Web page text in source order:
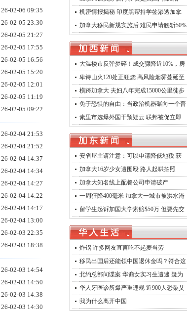
26-02-06 09:35
26-02-05 23:30
26-02-05 21:27
26-02-05 17:55
26-02-05 16:56
26-02-05 15:20
26-02-05 12:01
26-02-05 11:19
26-02-05 09:22
26-02-04 21:53
26-02-04 21:52
26-02-04 14:37
26-02-04 14:34
26-02-04 14:27
26-02-04 14:22
26-02-04 14:17
26-02-04 13:00
26-02-03 22:35
26-02-03 18:38
26-02-03 14:54
26-02-03 14:50
26-02-03 14:38
26-02-03 14:30
机密情报揭秘 印度黑帮持学签渗透加拿
加拿大移民新规实施后 难民申请腰斩50%
大温楼市反弹梦碎！成交骤降近10%，房
卑诗山火120处正狂烧 高风险烟雾蔓延至
横跨加拿大 夫妇八年完成15000公里徒步
免于恐惧的自由：当政治机器碾向一个普
素里市选爆外国干预疑云 联邦被促立即
安省屋主请注意：可以申请降低地税 获
加拿大16岁少女遭围殴 路人起哄拍照
加拿大知名线上配餐公司申请破产
一周狂降400毫米 加拿大一城市被洪水淹
留学生起诉加国大学索赔$50万 但要先交
炸锅 许多网友直言吃不起麦当劳
移民出国后还能领中国退休金吗？符合这
北约总部间谍案 华裔女实习生遭逮 疑为
华人牙医诊所爆严重违规 近900人恐染艾
我为什么离开中国